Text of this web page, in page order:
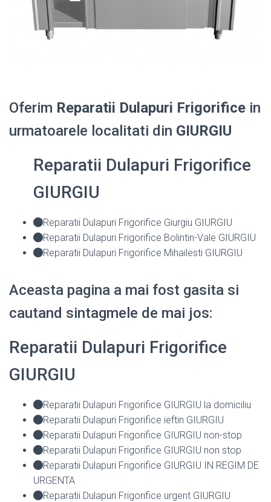
Oferim Reparatii Dulapuri Frigorifice in
urmatoarele localitati din GIURGIU
Reparatii Dulapuri Frigorifice
GIURGIU
Reparatii Dulapuri Frigorifice Giurgiu GIURGIU
Reparatii Dulapuri Frigorifice Bolintin-Vale GIURGIU
Reparatii Dulapuri Frigorifice Mihailesti GIURGIU
Aceasta pagina a mai fost gasita si
cautand sintagmele de mai jos:
Reparatii Dulapuri Frigorifice
GIURGIU
Reparatii Dulapuri Frigorifice GIURGIU la domiciliu
Reparatii Dulapuri Frigorifice ieftin GIURGIU
Reparatii Dulapuri Frigorifice GIURGIU non-stop
Reparatii Dulapuri Frigorifice GIURGIU non stop
Reparatii Dulapuri Frigorifice GIURGIU IN REGIM DE
URGENTA
Reparatii Dulapuri Frigorifice urgent GIURGIU